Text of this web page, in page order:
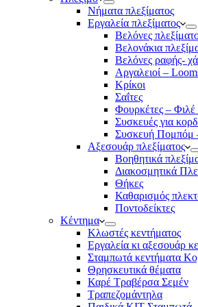
Νήματα πλεξίματος
Εργαλεία πλεξίματος
Βελόνες
Βελονάκια
Βελόνες ραφής-
Αργαλειοί –
Κρίκοι
Σαΐτες
Φουρκέτες – Φιλέ
Συσκευές για
Συσκευή Πομπόμ
Αξεσουάρ πλεξίματος
Βοηθητικά
Διακοσμητικά
Θήκες
Καθαρισμός
Ποντοδείκτες
Κέντημα
Κλωστές κεντήματος
Eργαλεία κι αξεσουάρ
Σταμπωτά κεντήματα
Θρησκευτικά θέματα
Καρέ Τραβέρσα Σεμέν
Τραπεζομάντηλα